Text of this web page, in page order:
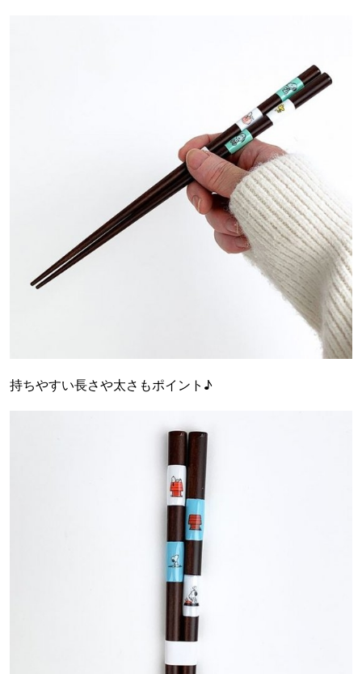
持ちやすい長さや太さもポイント♪